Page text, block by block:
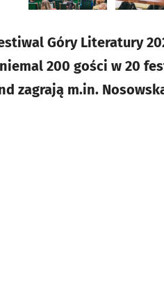
Góry Literatury
niemal 200 gości w 20
zagrają m.in.